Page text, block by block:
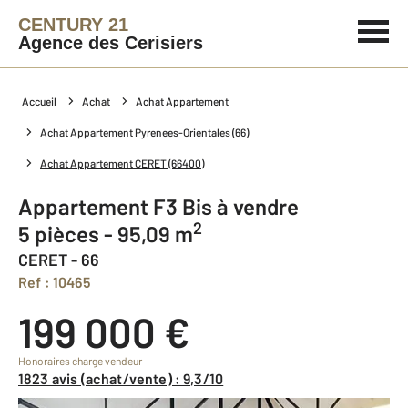
CENTURY 21
Agence des Cerisiers
Accueil Achat Achat Appartement
Achat Appartement Pyrenees-Orientales (66)
Achat Appartement CERET (66400)
Appartement F3 Bis à vendre
5 pièces - 95,09 m2
CERET - 66
Ref : 10465
199 000 €
Honoraires charge vendeur
1823 avis (achat/vente) : 9,3/10